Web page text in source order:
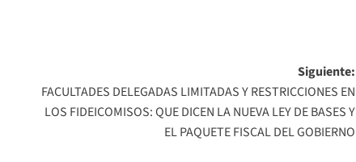
Siguiente:
FACULTADES DELEGADAS LIMITADAS Y RESTRICCIONES EN
LOS FIDEICOMISOS: QUE DICEN LA NUEVA LEY DE BASES Y
EL PAQUETE FISCAL DEL GOBIERNO